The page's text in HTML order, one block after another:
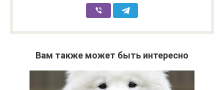
Вам также может быть интересно